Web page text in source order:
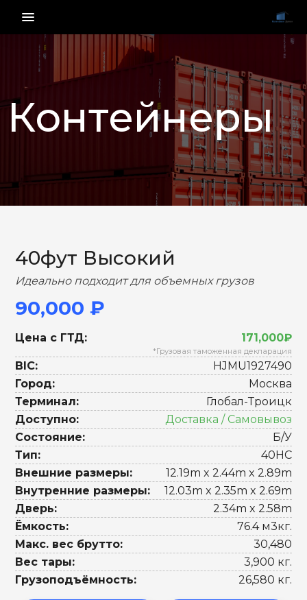
menu_vert
Контейнеры
НАЗАД ВПЕРЕД
40фут Высокий
Идеально подходит для объемных грузов
90,000 ₽
Цена с ГТД: 171,000₽
*Грузовая таможенная декларация
BIC:
HJMU1927490
Город:
Москва
Терминал:
Глобал-Троицк
Доступно:
Доставка / Самовывоз
Состояние:
Б/У
Тип:
40HC
Внешние размеры:
12.19m x 2.44m x 2.89m
Внутренние размеры:
12.03m x 2.35m x 2.69m
Дверь:
2.34m x 2.58m
Ёмкость:
76.4 м3кг.
Макс. вес брутто:
30,480
Вес тары:
3,900 кг.
Грузоподъёмность:
26,580 кг.